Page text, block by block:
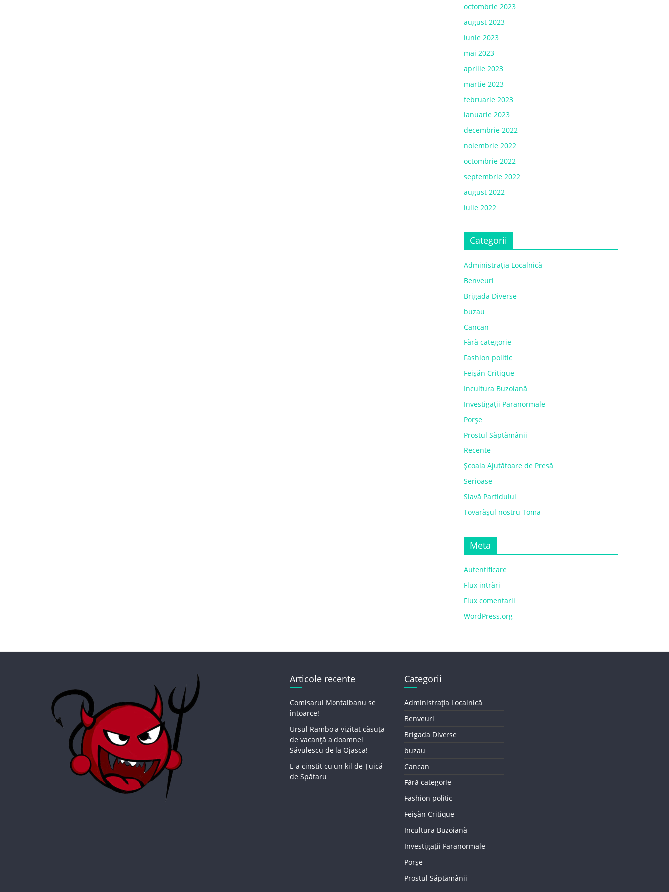
octombrie 2023
august 2023
iunie 2023
mai 2023
aprilie 2023
martie 2023
februarie 2023
ianuarie 2023
decembrie 2022
noiembrie 2022
octombrie 2022
septembrie 2022
august 2022
iulie 2022
Categorii
Administrația Localnică
Benveuri
Brigada Diverse
buzau
Cancan
Fără categorie
Fashion politic
Feișăn Critique
Incultura Buzoiană
Investigații Paranormale
Porșe
Prostul Săptămânii
Recente
Școala Ajutătoare de Presă
Serioase
Slavă Partidului
Tovarășul nostru Toma
Meta
Autentificare
Flux intrări
Flux comentarii
WordPress.org
Articole recente
Comisarul Montalbanu se
întoarce!
Ursul Rambo a vizitat căsuța
de vacanță a doamnei
Săvulescu de la Ojasca!
L-a cinstit cu un kil de Țuică
de Spătaru
Categorii
Administrația Localnică
Benveuri
Brigada Diverse
buzau
Cancan
Fără categorie
Fashion politic
Feișăn Critique
Incultura Buzoiană
Investigații Paranormale
Porșe
Prostul Săptămânii